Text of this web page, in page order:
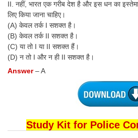
II. नहीं, भारत एक गरीब देश है और इस धन का
लिए किया जाना चाहिए।
(A) केवल तर्क I सशक्त है।
(B) केवल तर्क II सशक्त है।
(C) या तो I या II सशक्त हैं।
(D) न तो I और न ही II सशक्त है।
Answer– A
Study Kit for Police